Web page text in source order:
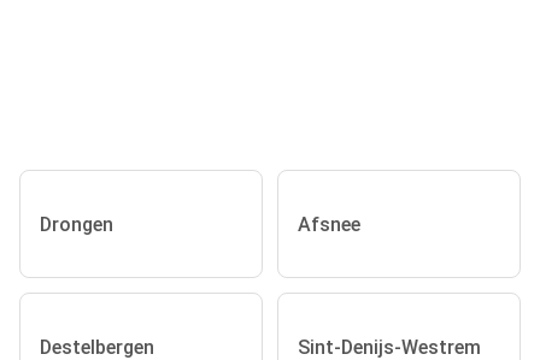
Drongen Afsnee
Destelbergen Sint-Denijs-Westrem